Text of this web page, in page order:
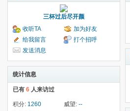
三杯过后尽开颜
收听TA
加为好友
给我留言
打个招呼
发送消息
统计信息
已有 6 人来访过
积分: 1260 威望: --